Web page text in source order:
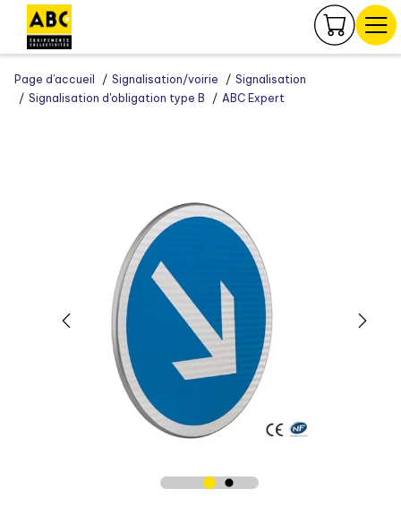
Page d’accueil Signalisation/voirie
Signalisation
Signalisation d'obligation type B
ABC Expert
Panneau de gestion des cookies